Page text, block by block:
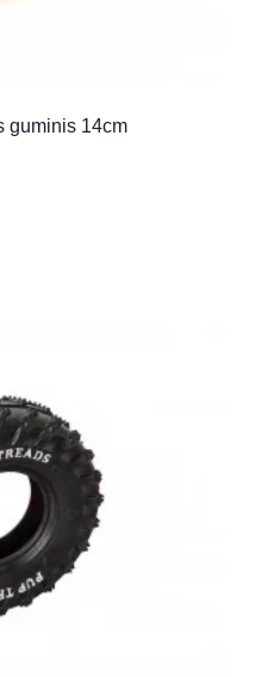
guminis 14cm